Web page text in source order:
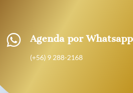
 Agenda por Whatsapp
(+56) 9 288-2168